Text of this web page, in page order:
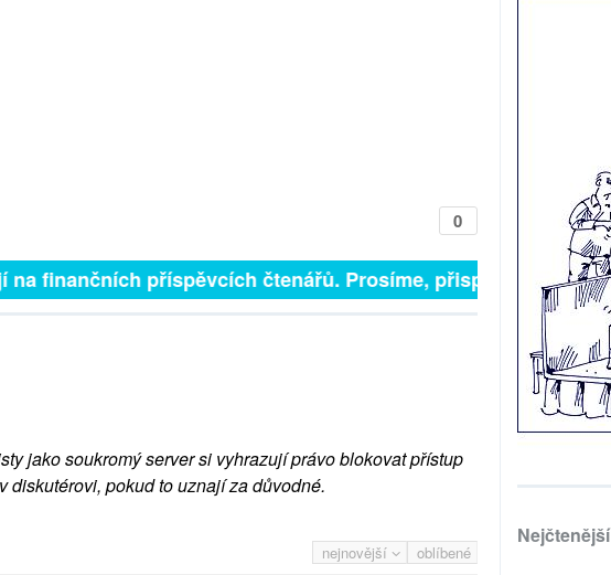
0
na finančních příspěvcích čtenářů. Prosíme, přispějte. ➥
jako soukromý server si vyhrazují právo blokovat přístup
diskutérovi, pokud to uznají za důvodné.
nejnovější oblíbené
Nejčtenější